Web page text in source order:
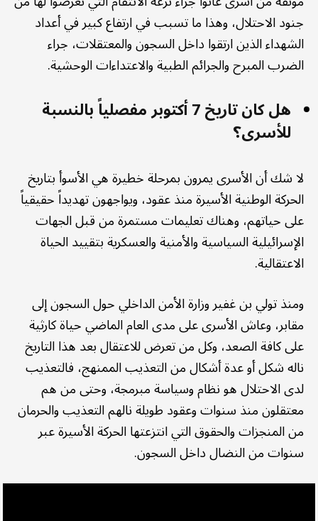
جنود الاحتلال، وهذا ما تسبب في ارتفاع كبير في أعداد
الشهداء الذين ارتقوا داخل السجون والمعتقلات، جراء
الضرب المبرح والجرائم الطبية والاعتداءات الوحشية.
هل كان تاريخ 7 أكتوبر مفصلياً بالنسبة
للأسرى؟
لا شك أن الأسرى يمرون بمرحلة خطيرة هي الأسوأ بتاريخ
الحركة الوطنية الأسيرة منذ عقود، ويواجهون تهديداً حقيقياً
على حياتهم، وهناك تعليمات مستمرة من قبل الجهات
الإسرائيلية السياسية والأمنية والعسكرية بتقييد الحياة
الاعتقالية.
ومنذ تولي بن غفير وزارة الأمن الداخلي حول السجون إلى
مقابر، وعاش الأسرى على مدى العام الماضي حياة كارثية
على كافة الصعد، وكل من تعرض للاعتقال بعد هذا التاريخ
ناله شكل أو عدة أشكال من التعذيب الممنهج، فالتعذيب
لدى الاحتلال هو نظام وسياسة مبرمجة، وحتى من هم
معتقلون منذ سنوات وعقود طويلة نالهم التعذيب والحرمان
من المنجزات والحقوق التي انتزعتها الحركة الأسيرة عبر
سنوات من النضال داخل السجون.